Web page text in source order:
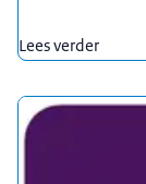
Lees verder